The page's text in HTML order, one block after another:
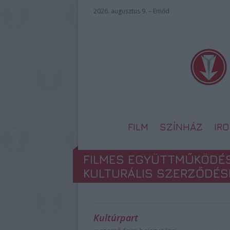
2026. augusztus 9. – Emőd
FILM SZÍNHÁZ
FILMES
KULTURÁLIS
Kultúrpart